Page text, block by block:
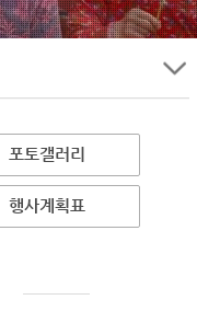
포토갤러리
행사계획표